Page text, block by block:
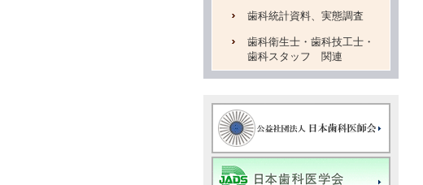
歯科統計資料、実態調査
歯科衛生士・歯科技工士・
歯科スタッフ 関連